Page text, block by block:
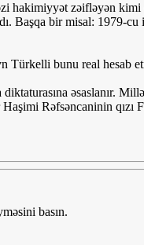
hakimiyyət zəifləyən
Başqa bir misal: 1979-
Türkelli bunu real hesab
əsaslanır.
Rəfsəncaninin qızı
basın.